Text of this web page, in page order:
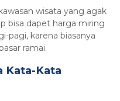
wisata yang agak
bisa dapet harga miring
pagi, karena biasanya
ramai.
Kata-Kata